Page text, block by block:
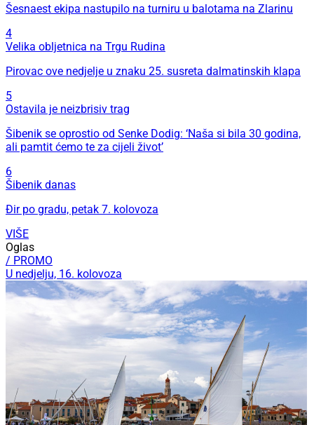
Šesnaest ekipa nastupilo na turniru u balotama na Zlarinu
4
Velika obljetnica na Trgu Rudina
Pirovac ove nedjelje u znaku 25. susreta dalmatinskih klapa
5
Ostavila je neizbrisiv trag
Šibenik se oprostio od Senke Dodig: ‘Naša si bila 30 godina,
ali pamtit ćemo te za cijeli život’
6
Šibenik danas
Đir po gradu, petak 7. kolovoza
VIŠE
Oglas
/ PROMO
U nedjelju, 16. kolovoza